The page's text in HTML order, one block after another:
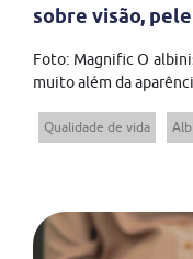
sobre visão,
Foto: Magnific O
muito além da
Qualidade de vida